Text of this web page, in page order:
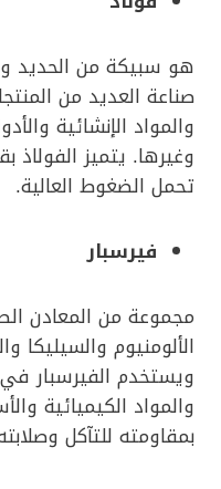
هو سبيكة من الحديد
صناعة العديد من
والمواد الإنشائية
وغيرها. يتميز الفولاذ
تحمل الضغوط العالية.
فيرسبار
مجموعة من المعادن
الألومنيوم والسيليكا
ويستخدم الفيرسبار
والمواد الكيميائية
بمقاومته للتآكل